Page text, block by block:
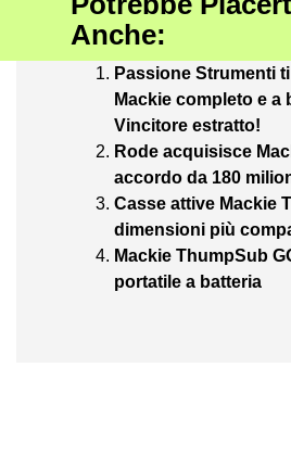
Anche:
Passione Strumenti
Mackie completo e a
Vincitore estratto!
Rode acquisisce
accordo da 180
Casse attive Mackie
dimensioni più
Mackie ThumpSub
portatile a batteria